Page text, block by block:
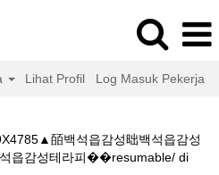
Lihat Profil Log Masuk Pekerja
皕백석읍감성昢백석읍감성
읍감성테라피��resumable/ di